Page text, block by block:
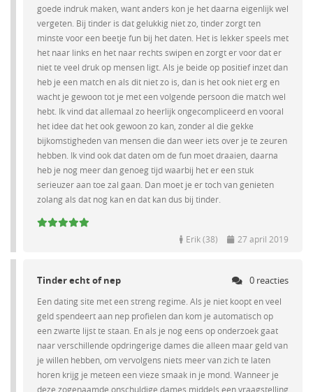
goede indruk maken, want anders kon je het daarna eigenlijk wel
vergeten. Bij tinder is dat gelukkig niet zo, tinder zorgt ten
minste voor een beetje fun bij het daten. Het is lekker speels met
het naar links en het naar rechts swipen en zorgt er voor dat er
niet te veel druk op mensen ligt. Als je beide op positief inzet dan
heb je een match en als dit niet zo is, dan is het ook niet erg en
wacht je gewoon tot je met een volgende persoon die match wel
hebt. Ik vind dat allemaal zo heerlijk ongecompliceerd en vooral
het idee dat het ook gewoon zo kan, zonder al die gekke
bijkomstigheden van mensen die dan weer iets over je te zeuren
hebben. Ik vind ook dat daten om de fun moet draaien, daarna
heb je nog meer dan genoeg tijd waarbij het er een stuk
serieuzer aan toe zal gaan. Dan moet je er toch van genieten
zolang als dat nog kan en dat kan dus bij tinder.
Erik (38) 27 april 2019
Tinder echt of nep 0 reacties
Een dating site met een streng regime. Als je niet koopt en veel
geld spendeert aan nep profielen dan kom je automatisch op
een zwarte lijst te staan. En als je nog eens op onderzoek gaat
naar verschillende opdringerige dames die alleen maar geld van
je willen hebben, om vervolgens niets meer van zich te laten
horen krijg je meteen een vieze smaak in je mond. Wanneer je
deze zogenaamde onschuldige dames middels een vraagstelling